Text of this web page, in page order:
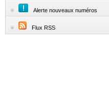
Alerte nouveaux numéros
Flux RSS